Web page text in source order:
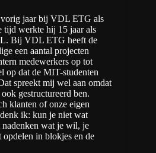
jaar bij VDL ETG als
tijd werkte hij 15 jaar als
Bij VDL ETG heeft de
een aantal projecten
medewerkers op tot
op dat de MIT-studenten
spreekt mij wel aan omdat
gestructureerd ben.
klanten of onze eigen
ik: kun je niet wat
nadenken wat je wil, je
opdelen in blokjes en de